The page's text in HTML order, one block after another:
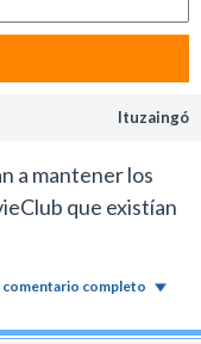
Ituzaingó
a mantener los
que existían
comentario completo